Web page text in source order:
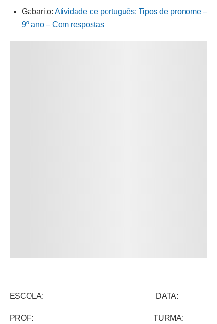
Gabarito:Atividade de português: Tipos de pronome –
9º ano – Com respostas
ESCOLA: DATA:
PROF: TURMA: